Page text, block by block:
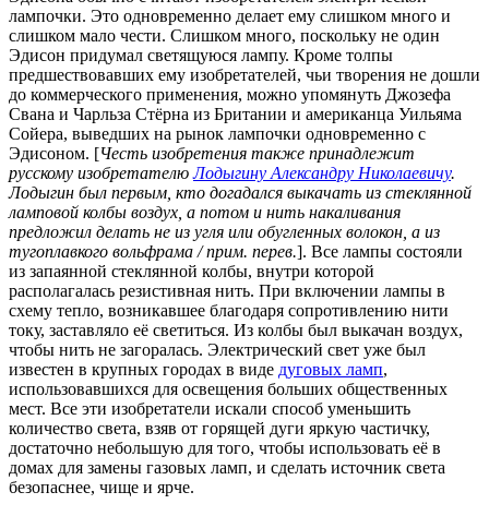
лампочки. Это одновременно делает ему слишком много и
слишком мало чести. Слишком много, поскольку не один
Эдисон придумал светящуюся лампу. Кроме толпы
предшествовавших ему изобретателей, чьи творения не дошли
до коммерческого применения, можно упомянуть Джозефа
Свана и Чарльза Стёрна из Британии и американца Уильяма
Сойера, выведших на рынок лампочки одновременно с
Эдисоном. [Честь изобретения также принадлежит
русскому изобретателюЛодыгину Александру Николаевичу.
Лодыгин был первым, кто догадался выкачать из стеклянной
ламповой колбы воздух, а потом и нить накаливания
предложил делать не из угля или обугленных волокон, а из
тугоплавкого вольфрама / прим. перев.]. Все лампы состояли
из запаянной стеклянной колбы, внутри которой
располагалась резистивная нить. При включении лампы в
схему тепло, возникавшее благодаря сопротивлению нити
току, заставляло её светиться. Из колбы был выкачан воздух,
чтобы нить не загоралась. Электрический свет уже был
известен в крупных городах в виде дуговых ламп,
использовавшихся для освещения больших общественных
мест. Все эти изобретатели искали способ уменьшить
количество света, взяв от горящей дуги яркую частичку,
достаточно небольшую для того, чтобы использовать её в
домах для замены газовых ламп, и сделать источник света
безопаснее, чище и ярче.